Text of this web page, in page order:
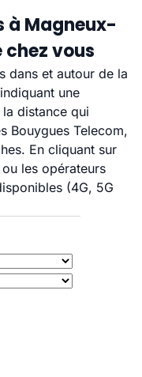
à Magneux-
vous
dans et autour de la
une
distance qui
Bouygues Telecom,
En cliquant sur
les opérateurs
(4G, 5G